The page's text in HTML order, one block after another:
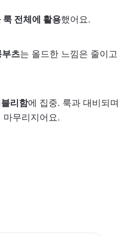
룩 전체에 활용했어요.
부츠는 올드한 느낌은 줄이고
리함에 집중. 룩과 대비되며
마무리지어요.